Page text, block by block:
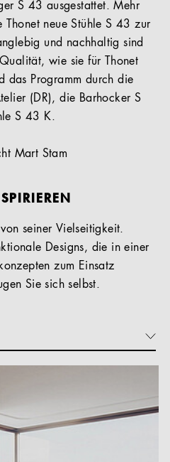
S 43 ausgestattet. Mehr
neue Stühle S 43 zur
und nachhaltig sind
wie sie für Thonet
das Programm durch die
(DR), die Barhocker S
S 43 K.
Mart Stam
seiner Vielseitigkeit.
Designs, die in einer
zum Einsatz
Sie sich selbst.